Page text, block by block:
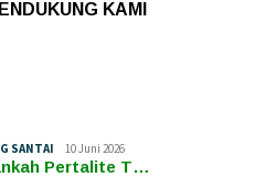
KAMI
SANTAI 10 Juni 2026
Pertalite T…